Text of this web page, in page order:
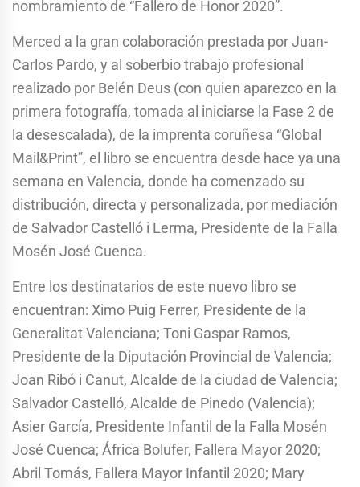
nombramiento de “Fallero de Honor 2020”.
Merced a la gran colaboración prestada por Juan-
Carlos Pardo, y al soberbio trabajo profesional
realizado por Belén Deus (con quien aparezco en la
primera fotografía, tomada al iniciarse la Fase 2 de
la desescalada), de la imprenta coruñesa “Global
Mail&Print”, el libro se encuentra desde hace ya una
semana en Valencia, donde ha comenzado su
distribución, directa y personalizada, por mediación
de Salvador Castelló i Lerma, Presidente de la Falla
Mosén José Cuenca.
Entre los destinatarios de este nuevo libro se
encuentran: Ximo Puig Ferrer, Presidente de la
Generalitat Valenciana; Toni Gaspar Ramos,
Presidente de la Diputación Provincial de Valencia;
Joan Ribó i Canut, Alcalde de la ciudad de Valencia;
Salvador Castelló, Alcalde de Pinedo (Valencia);
Asier García, Presidente Infantil de la Falla Mosén
José Cuenca; África Bolufer, Fallera Mayor 2020;
Abril Tomás, Fallera Mayor Infantil 2020; Mary